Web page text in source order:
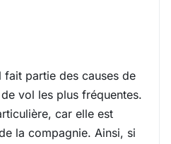
fait partie des causes de
vol les plus fréquentes.
car elle est
la compagnie. Ainsi, si